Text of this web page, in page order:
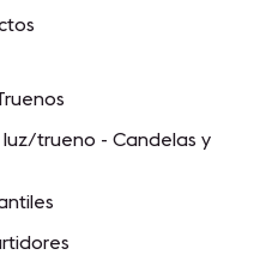
trueno - Candelas y